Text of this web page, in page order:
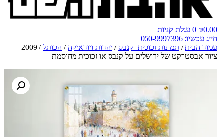
₪0.00
0 עגלת קניות
חייג עכשיו: 050-9997396
עמוד הבית/ תמונות זכוכית וקנבס/ יהדות ויודאיקה/ הכותל
/ 2009 –
ציור אבסטרקט של ירושלים על קנבס או זכוכית מחוסמת